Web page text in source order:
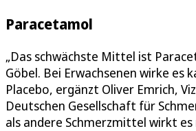
Paracetamol
„Das schwächste Mittel ist
Göbel. Bei Erwachsenen wirke es
Placebo, ergänzt Oliver Emrich,
Deutschen Gesellschaft für
als andere Schmerzmittel wirkt es